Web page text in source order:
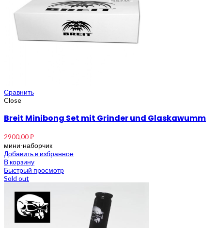
Сравнить
Close
Breit Minibong Set mit Grinder und Glaskawumm
2900,00₽
мини-наборчик
Добавить в избранное
В корзину
Быстрый просмотр
Sold out